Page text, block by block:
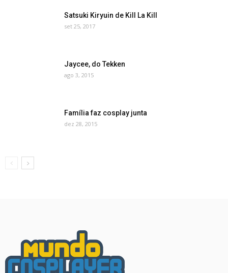
Satsuki Kiryuin de Kill La Kill
set 25, 2017
Jaycee, do Tekken
ago 3, 2015
Família faz cosplay junta
dez 28, 2015